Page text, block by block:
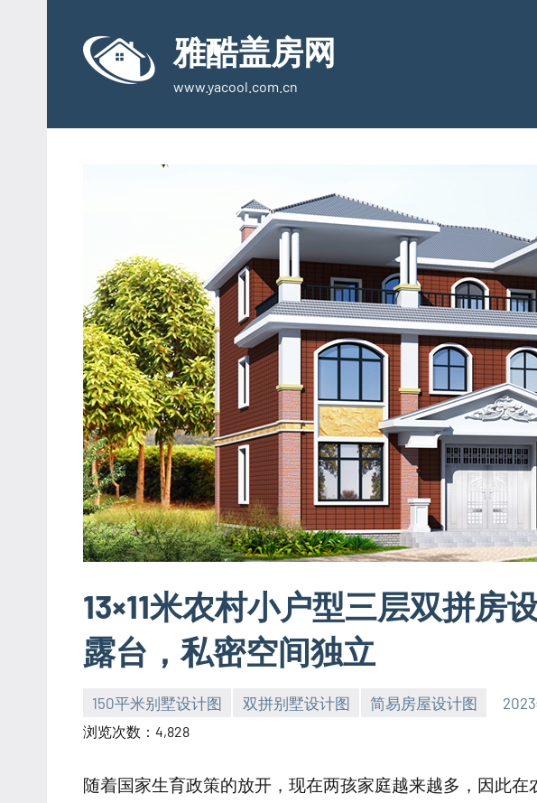
content
雅酷盖房网
www.yacool.com.cn
13×11米农村小户型三层双拼房
露台，私密空间独立
150平米别墅设计图 双拼别墅设计图 简易房屋设计图
yacool
浏览次数：4,828
随着国家生育政策的放开，现在两孩家庭越来越多，因此在